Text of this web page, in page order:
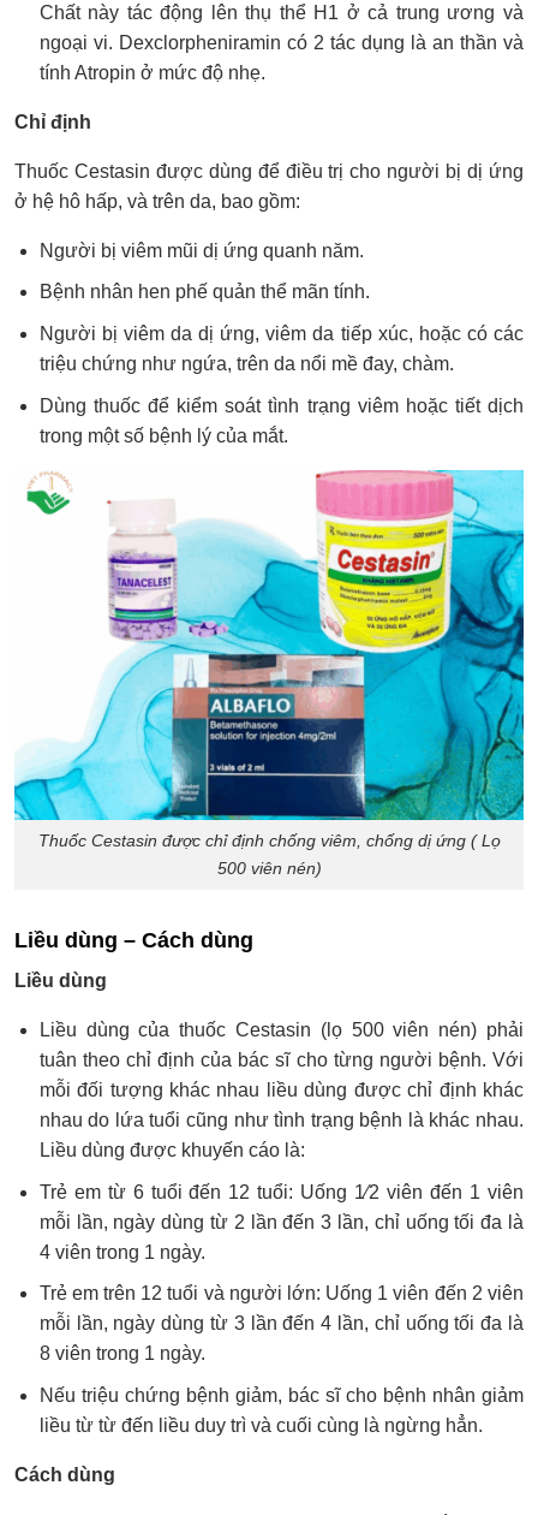
Chất này tác động lên thụ thể H1 ở cả trung ương và
ngoại vi. Dexclorpheniramin có 2 tác dụng là an thần và
tính Atropin ở mức độ nhẹ.
Chỉ định
Thuốc Cestasin được dùng để điều trị cho người bị dị ứng
ở hệ hô hấp, và trên da, bao gồm:
Người bị viêm mũi dị ứng quanh năm.
Bệnh nhân hen phế quản thể mãn tính.
Người bị viêm da dị ứng, viêm da tiếp xúc, hoặc có các
triệu chứng như ngứa, trên da nổi mề đay, chàm.
Dùng thuốc để kiểm soát tình trạng viêm hoặc tiết dịch
trong một số bệnh lý của mắt.
Thuốc Cestasin được chỉ định chống viêm, chống dị ứng ( Lọ
500 viên nén)
Liều dùng – Cách dùng
Liều dùng
Liều dùng của thuốc Cestasin (lọ 500 viên nén) phải
tuân theo chỉ định của bác sĩ cho từng người bệnh. Với
mỗi đối tượng khác nhau liều dùng được chỉ định khác
nhau do lứa tuổi cũng như tình trạng bệnh là khác nhau.
Liều dùng được khuyến cáo là:
Trẻ em từ 6 tuổi đến 12 tuổi: Uống 1⁄2 viên đến 1 viên
mỗi lần, ngày dùng từ 2 lần đến 3 lần, chỉ uống tối đa là
4 viên trong 1 ngày.
Trẻ em trên 12 tuổi và người lớn: Uống 1 viên đến 2 viên
mỗi lần, ngày dùng từ 3 lần đến 4 lần, chỉ uống tối đa là
8 viên trong 1 ngày.
Nếu triệu chứng bệnh giảm, bác sĩ cho bệnh nhân giảm
liều từ từ đến liều duy trì và cuối cùng là ngừng hẳn.
Cách dùng